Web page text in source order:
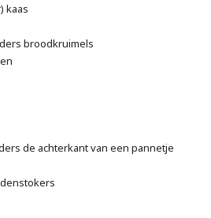
kaas
broodkruimels
de achterkant van een pannetje